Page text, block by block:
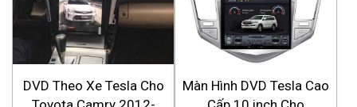
DVD Theo Xe Tesla Cho
Màn Hình DVD Tesla Cao